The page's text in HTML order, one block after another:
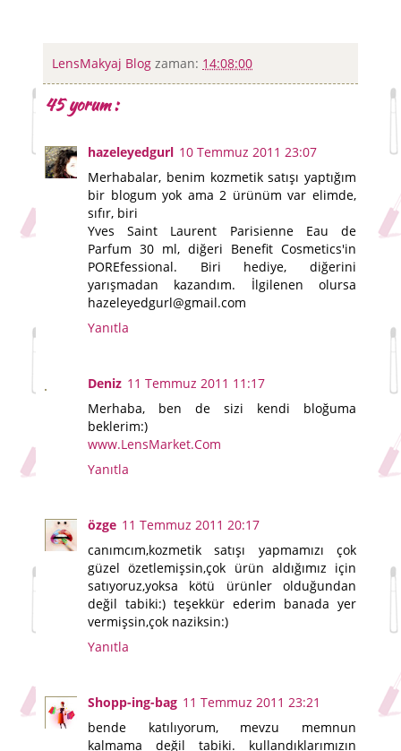
LensMakyaj Blog zaman: 14:08:00
45 yorum :
hazeleyedgurl 10 Temmuz 2011 23:07
Merhabalar, benim kozmetik satışı yaptığım
bir blogum yok ama 2 ürünüm var elimde,
sıfır, biri
Yves Saint Laurent Parisienne Eau de
Parfum 30 ml, diğeri Benefit Cosmetics'in
POREfessional. Biri hediye, diğerini
yarışmadan kazandım. İlgilenen olursa
hazeleyedgurl@gmail.com
Yanıtla
Deniz 11 Temmuz 2011 11:17
Merhaba, ben de sizi kendi bloğuma
beklerim:)
www.LensMarket.Com
Yanıtla
özge 11 Temmuz 2011 20:17
canımcım,kozmetik satışı yapmamızı çok
güzel özetlemişsin,çok ürün aldığımız için
satıyoruz,yoksa kötü ürünler olduğundan
değil tabiki:) teşekkür ederim banada yer
vermişsin,çok naziksin:)
Yanıtla
Shopp-ing-bag 11 Temmuz 2011 23:21
bende katılıyorum, mevzu memnun
kalmama değil tabiki. kullandıklarımızın